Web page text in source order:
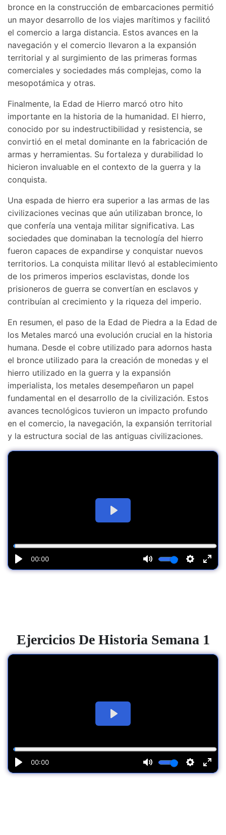
bronce en la construcción de embarcaciones permitió
un mayor desarrollo de los viajes marítimos y facilitó
el comercio a larga distancia. Estos avances en la
navegación y el comercio llevaron a la expansión
territorial y al surgimiento de las primeras formas
comerciales y sociedades más complejas, como la
mesopotámica y otras.
Finalmente, la Edad de Hierro marcó otro hito
importante en la historia de la humanidad. El hierro,
conocido por su indestructibilidad y resistencia, se
convirtió en el metal dominante en la fabricación de
armas y herramientas. Su fortaleza y durabilidad lo
hicieron invaluable en el contexto de la guerra y la
conquista.
Una espada de hierro era superior a las armas de las
civilizaciones vecinas que aún utilizaban bronce, lo
que confería una ventaja militar significativa. Las
sociedades que dominaban la tecnología del hierro
fueron capaces de expandirse y conquistar nuevos
territorios. La conquista militar llevó al establecimiento
de los primeros imperios esclavistas, donde los
prisioneros de guerra se convertían en esclavos y
contribuían al crecimiento y la riqueza del imperio.
En resumen, el paso de la Edad de Piedra a la Edad de
los Metales marcó una evolución crucial en la historia
humana. Desde el cobre utilizado para adornos hasta
el bronce utilizado para la creación de monedas y el
hierro utilizado en la guerra y la expansión
imperialista, los metales desempeñaron un papel
fundamental en el desarrollo de la civilización. Estos
avances tecnológicos tuvieron un impacto profundo
en el comercio, la navegación, la expansión territorial
y la estructura social de las antiguas civilizaciones.
EjerciciosDe Historia Semana 1